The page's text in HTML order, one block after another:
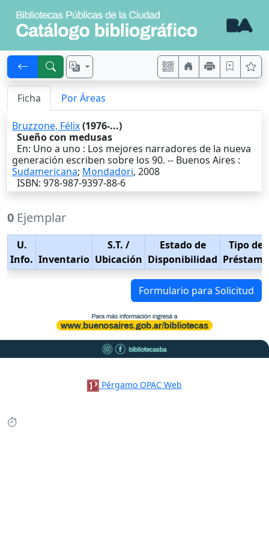
Ficha Por Áreas
Bruzzone, Félix(1976-...)
Sueño con medusas
En: Uno a uno : Los mejores narradores de la nueva
generación escriben sobre los 90. -- Buenos Aires :
Sudamericana; Mondadori, 2008
ISBN: 978-987-9397-88-6
0 Ejemplar
U.
Info. Inventario
S.T. /
Ubicación
Estado de
Disponibilidad
Tipo de
Préstamo
Formulario para Solicitud
Pérgamo OPAC Web